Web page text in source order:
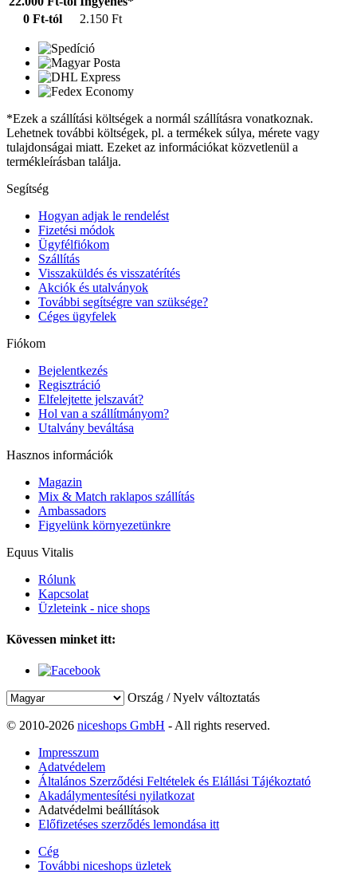
0 Ft-tól
2.150 Ft
*Ezek a szállítási költségek a normál szállításra vonatkoznak.
Lehetnek további költségek, pl. a termékek súlya, mérete vagy
tulajdonságai miatt. Ezeket az információkat közvetlenül a
termékleírásban találja.
Segítség
Hogyan adjak le rendelést
Fizetési módok
Ügyfélfiókom
Szállítás
Visszaküldés és visszatérítés
Akciók és utalványok
További segítségre van szüksége?
Céges ügyfelek
Fiókom
Bejelentkezés
Regisztráció
Elfelejtette jelszavát?
Hol van a szállítmányom?
Utalvány beváltása
Hasznos információk
Magazin
Mix & Match raklapos szállítás
Ambassadors
Figyelünk környezetünkre
Equus Vitalis
Rólunk
Kapcsolat
Üzleteink - nice shops
Kövessen minket itt:
Ország / Nyelv változtatás
© 2010-2026 niceshops GmbH - All rights reserved.
Impresszum
Adatvédelem
Általános Szerződési Feltételek és Elállási Tájékoztató
Akadálymentesítési nyilatkozat
Adatvédelmi beállítások
Előfizetéses szerződés lemondása itt
Cég
További niceshops üzletek